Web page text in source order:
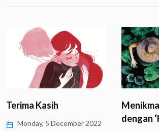
Terima Kasih
Monday, 5 December 2022
dengan